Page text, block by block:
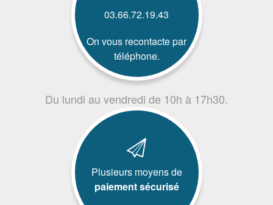
03.66.72.19.43
On vous recontacte par
téléphone.
Du lundi au vendredi de 10h à 17h30.
Plusieurs moyens de
paiement sécurisé